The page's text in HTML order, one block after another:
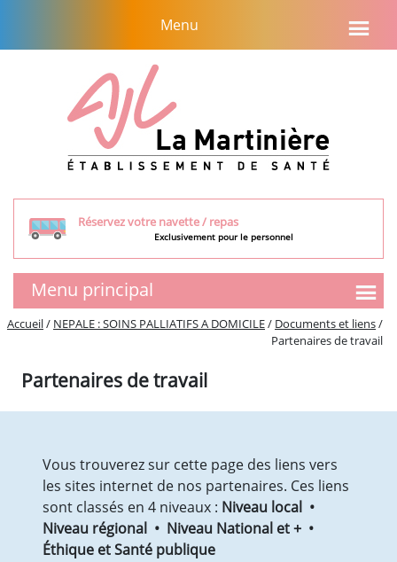
contenu
Menu
Réservez votre navette / repas
Exclusivement pour le personnel
Menu principal
SMR
Visite
Vie quotidienne
Droits et obligations
Votre séjour
Les Comités
EHPAD
Accueil/ NEPALE : SOINS PALLIATIFS A DOMICILE/ Documents et liens/
Partenaires de travail
Partenaires de travail
Vous trouverez sur cette page des liens vers
les sites internet de nos partenaires. Ces liens
sont classés en 4 niveaux : Niveau local •
Niveau régional • Niveau National et + •
Éthique et Santé publique